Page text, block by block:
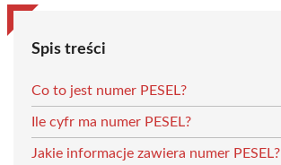
Spis treści
Co to jest numer PESEL?
Ile cyfr ma numer PESEL?
Jakie informacje zawiera numer PESEL?